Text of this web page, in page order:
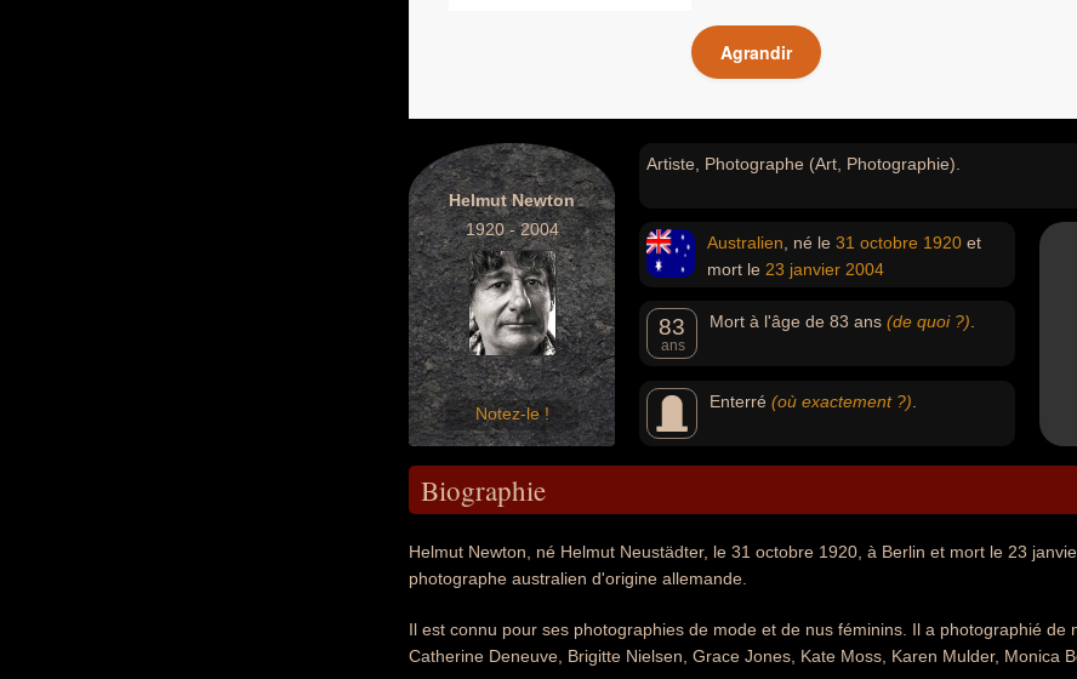
Agrandir
Helmut Newton
1920 - 2004
Notez-le !
Artiste, Photographe (Art, Photographie).
Australien , né le 31 octobre 1920 et
mort le 23 janvier 2004
83
ans
Mort à l'âge de 83 ans (de quoi ?)
Enterré (où exactement ?)
Biographie
Helmut Newton, né Helmut Neustädter, le 31 octobre 1920, à Berlin et mort le 23
photographe australien d'origine allemande.
Il est connu pour ses photographies de mode et de nus féminins. Il a photographié de
Catherine Deneuve, Brigitte Nielsen, Grace Jones, Kate Moss, Karen Mulder, Monica